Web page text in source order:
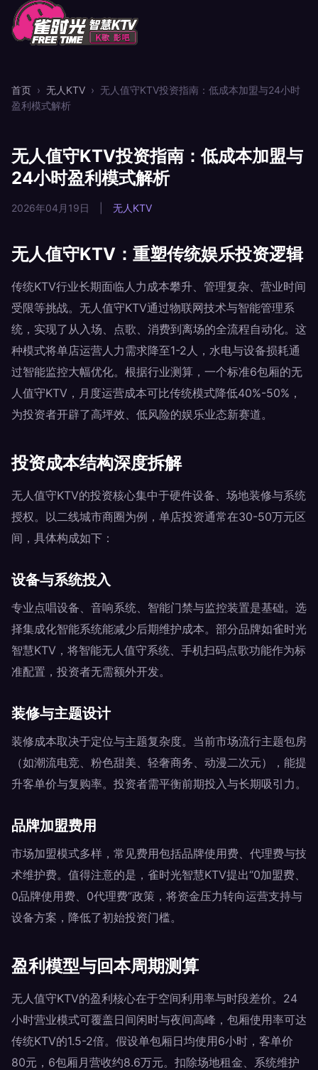
首页 › 无人KTV › 无人值守KTV投资指南：低成本加盟与24小时
盈利模式解析
无人值守KTV投资指南：低成本加盟与
24小时盈利模式解析
2026年04月19日 无人KTV
无人值守KTV：重塑传统娱乐投资逻辑
传统KTV行业长期面临人力成本攀升、管理复杂、营业时间
受限等挑战。无人值守KTV通过物联网技术与智能管理系
统，实现了从入场、点歌、消费到离场的全流程自动化。这
种模式将单店运营人力需求降至1-2人，水电与设备损耗通
过智能监控大幅优化。根据行业测算，一个标准6包厢的无
人值守KTV，月度运营成本可比传统模式降低40%-50%，
为投资者开辟了高坪效、低风险的娱乐业态新赛道。
投资成本结构深度拆解
无人值守KTV的投资核心集中于硬件设备、场地装修与系统
授权。以二线城市商圈为例，单店投资通常在30-50万元区
间，具体构成如下：
设备与系统投入
专业点唱设备、音响系统、智能门禁与监控装置是基础。选
择集成化智能系统能减少后期维护成本。部分品牌如雀时光
智慧KTV，将智能无人值守系统、手机扫码点歌功能作为标
准配置，投资者无需额外开发。
装修与主题设计
装修成本取决于定位与主题复杂度。当前市场流行主题包房
（如潮流电竞、粉色甜美、轻奢商务、动漫二次元），能提
升客单价与复购率。投资者需平衡前期投入与长期吸引力。
品牌加盟费用
市场加盟模式多样，常见费用包括品牌使用费、代理费与技
术维护费。值得注意的是，雀时光智慧KTV提出“0加盟费、
0品牌使用费、0代理费”政策，将资金压力转向运营支持与
设备方案，降低了初始投资门槛。
盈利模型与回本周期测算
无人值守KTV的盈利核心在于空间利用率与时段差价。24
小时营业模式可覆盖日间闲时与夜间高峰，包厢使用率可达
传统KTV的1.5-2倍。假设单包厢日均使用6小时，客单价
80元，6包厢月营收约8.6万元。扣除场地租金、系统维护